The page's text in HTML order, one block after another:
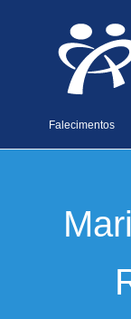
Falecimentos